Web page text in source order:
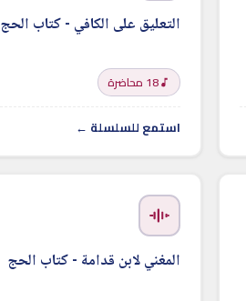
التعليق على الكافي - كتاب الحج
18 محاضرة
استمع للسلسلة ←
المغني لابن قدامة - كتاب الحج